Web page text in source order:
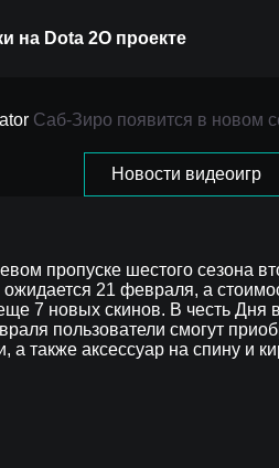
на Dota 2О проекте
Саб-Зиро появится в новом
Новости видеоигр
сезоне
пропуске шестого сезона
21 февраля, а
7 новых скинов. В честь Дня
пользователи смогут
также аксессуар на спину и